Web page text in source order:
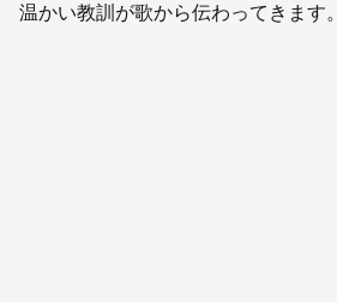
温かい教訓が歌から伝わってきます。